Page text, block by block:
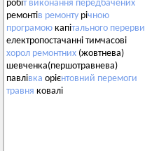
робіт виконання передбачених
ремонтів ремонту річною
програмою капітального перерви
електропостачанні тимчасові
хорол ремонтних (жовтнева)
шевченка(першотравнева)
павлівка орієнтовний перемоги
травня ковалі